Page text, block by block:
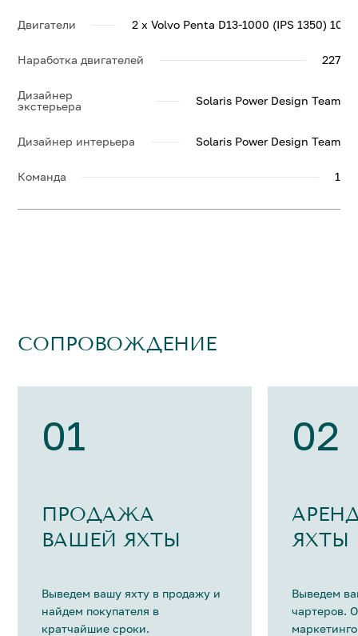
Двигатели 2 x Volvo Penta D13-1000 (IPS 1350)
Наработка двигателей 227
Дизайнер
экстерьера
Solaris Power Design Team
Дизайнер интерьера Solaris Power Design Team
Команда 1
СОПРОВОЖДЕНИЕ
01
ПРОДАЖА
ВАШЕЙ ЯХТЫ
Выведем вашу яхту в продажу и
найдем покупателя в
кратчайшие сроки.
02
ЯХТЫ
Выведем
чартеров.